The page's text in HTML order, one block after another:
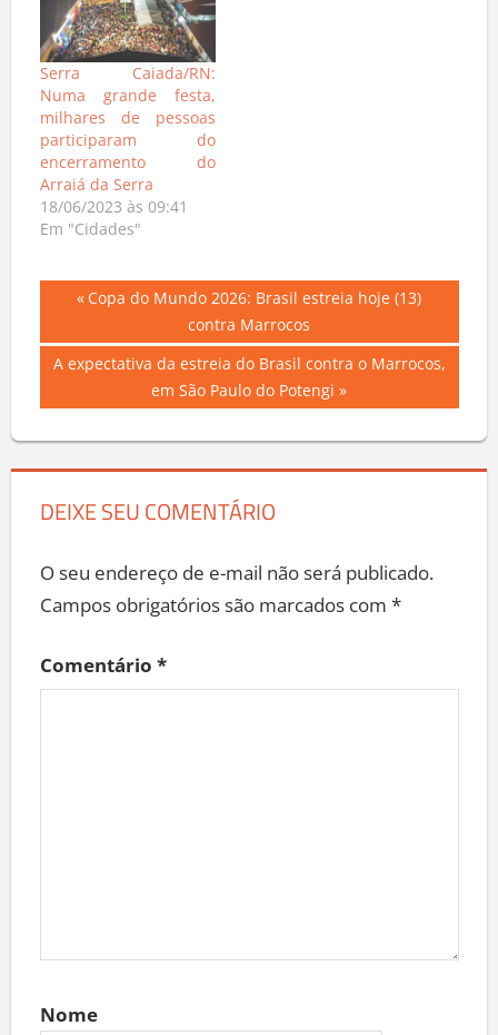
Serra Caiada/RN:
Numa grande festa,
milhares de pessoas
participaram do
encerramento do
Arraiá da Serra
18/06/2023 às 09:41
Em "Cidades"
Navegação
de
Previous
Copa do Mundo 2026: Brasil estreia hoje (13)
contra Marrocos
Next
A expectativa da estreia do Brasil contra o Marrocos,
em São Paulo do Potengi
DEIXE SEU COMENTÁRIO
O seu endereço de e-mail não será publicado.
Campos obrigatórios são marcados com *
Comentário *
Nome